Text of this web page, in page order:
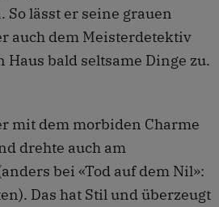
So lässt er seine grauen
auch dem Meisterdetektiv
Haus bald seltsame Dinge zu.
mit dem morbiden Charme
drehte auch am
bei «Tod auf dem Nil»:
Das hat Stil und überzeugt